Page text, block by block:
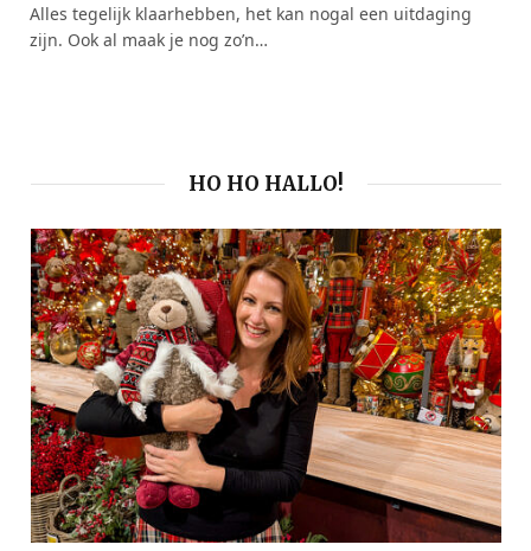
Alles tegelijk klaarhebben, het kan nogal een uitdaging
zijn. Ook al maak je nog zo’n…
HO HO HALLO!